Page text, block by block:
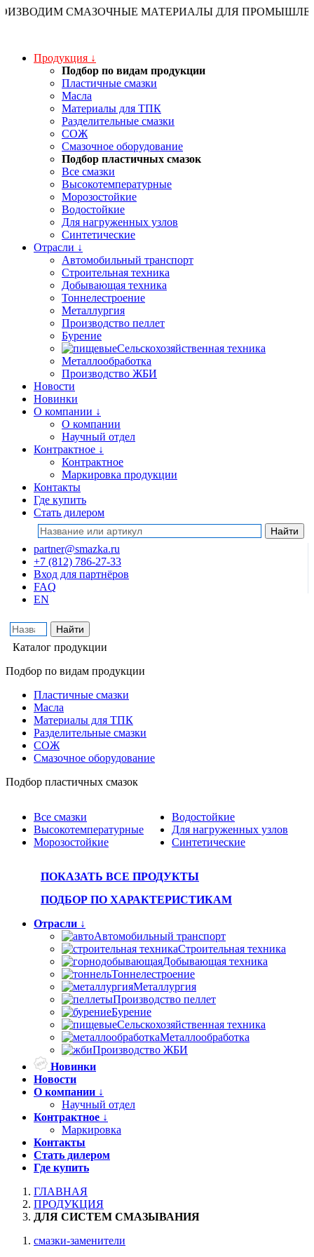
СМАЗОЧНЫЕ МАТЕРИАЛЫ ДЛЯ
Продукция ↓
Подбор по видам продукции
Пластичные смазки
Масла
Материалы для ТПК
Разделительные смазки
СОЖ
Смазочное оборудование
Подбор пластичных смазок
Все смазки
Высокотемпературные
Морозостойкие
Водостойкие
Для нагруженных узлов
Синтетические
Отрасли ↓
Автомобильный транспорт
Строительная техника
Добывающая техника
Тоннелестроение
Металлургия
Производство пеллет
Бурение
Сельскохозяйственная техника
Металлообработка
Производство ЖБИ
Новости
Новинки
О компании ↓
О компании
Научный отдел
Контрактное ↓
Контрактное
Маркировка продукции
Контакты
Где купить
Стать дилером
partner@smazka.ru
+7 (812) 786-27-33
Вход для партнёров
FAQ
EN
Каталог продукции
Подбор по видам продукции
Пластичные смазки
Масла
Материалы для ТПК
Разделительные смазки
СОЖ
Смазочное оборудование
Подбор пластичных смазок
Все смазки
Высокотемпературные
Морозостойкие
Водостойкие
Для нагруженных узлов
Синтетические
ПОКАЗАТЬ ВСЕ ПРОДУКТЫ
ПОДБОР ПО ХАРАКТЕРИСТИКАМ
Отрасли ↓
Автомобильный транспорт
Строительная техника
Добывающая техника
Тоннелестроение
Металлургия
Производство пеллет
Бурение
Сельскохозяйственная техника
Металлообработка
Производство ЖБИ
Новинки
Новости
О компании ↓
Научный отдел
Контрактное ↓
Маркировка
Контакты
Стать дилером
Где купить
ГЛАВНАЯ
ПРОДУКЦИЯ
ДЛЯ СИСТЕМ СМАЗЫВАНИЯ
смазки-заменители